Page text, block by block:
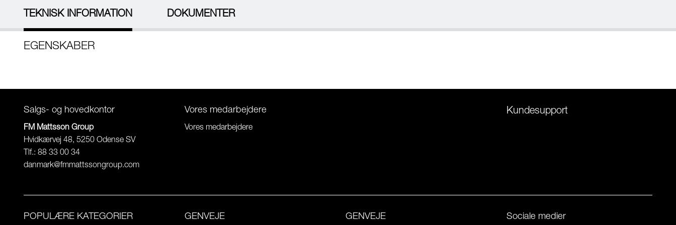
TEKNISK INFORMATION DOKUMENTER
EGENSKABER
Salgs- og hovedkontor
FM Mattsson Group
Hvidkærvej 48, 5250 Odense SV
Tlf.: 88 33 00 34
danmark@fmmattssongroup.com
Vores medarbejdere
Vores medarbejdere
Kundesupport
POPULÆRE KATEGORIER GENVEJE GENVEJE Sociale medier